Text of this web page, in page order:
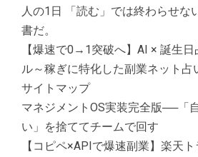
人の1日 「読む」では終わらせな
書だ。
【爆速で0→1突破へ】AI × 誕生
ル～稼ぎに特化した副業ネット占
サイトマップ
マネジメントOS実装完全版──「
い」を捨ててチームで回す
【コピペ×APIで爆速副業】楽天